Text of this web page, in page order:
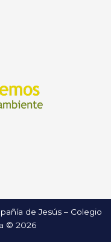
de Jesús – Colegio
© 2026